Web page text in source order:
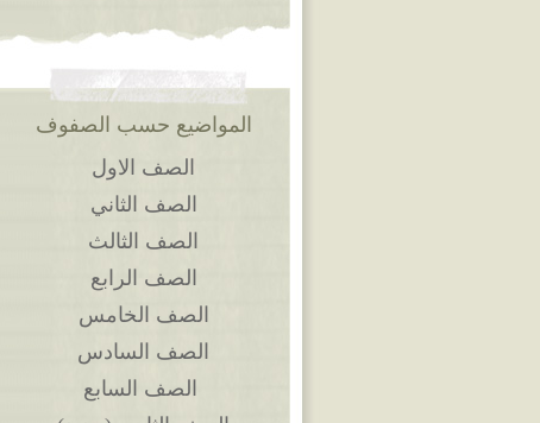
المواضيع حسب الصفوف
الصف الاول
الصف الثاني
الصف الثالث
الصف الرابع
الصف الخامس
الصف السادس
الصف السابع